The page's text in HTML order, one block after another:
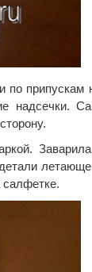
по
надсечки.